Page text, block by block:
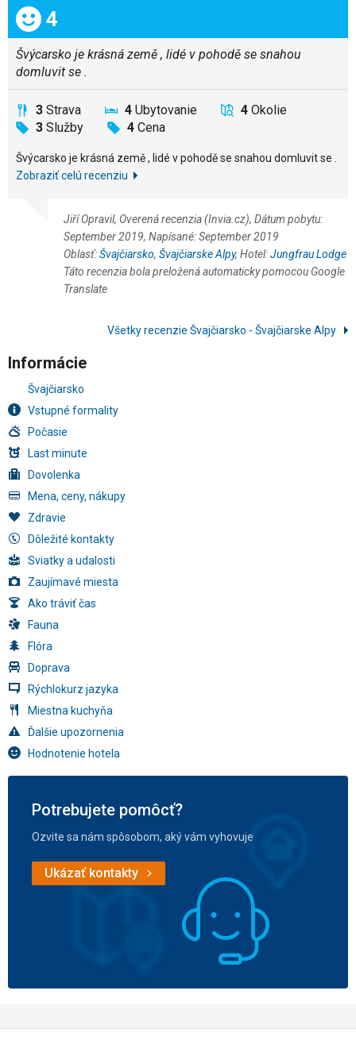
Celkom:
4
Švýcarsko je krásná země , lidé v pohodě se snahou
domluvit se .
3 Strava 4 Ubytovanie 4 Okolie
3 Služby 4 Cena
Švýcarsko je krásná země , lidé v pohodě se snahou domluvit se .
Zobraziť celú recenziu
Jiří Opravil, Overená recenzia (Invia.cz), Dátum pobytu:
September 2019, Napísané: September 2019
Oblasť:Švajčiarsko, Švajčiarske Alpy, Hotel:Jungfrau Lodge
Táto recenzia bola preložená automaticky pomocou Google
Translate
Všetky recenzie Švajčiarsko - Švajčiarske Alpy
Informácie
Švajčiarsko
Vstupné formality
Počasie
Last minute
Dovolenka
Mena, ceny, nákupy
Zdravie
Dôležité kontakty
Sviatky a udalosti
Zaujímavé miesta
Ako tráviť čas
Fauna
Flóra
Doprava
Rýchlokurz jazyka
Miestna kuchyňa
Ďalšie upozornenia
Hodnotenie hotela
Potrebujete pomôcť?
Ozvite sa nám spôsobom, aký vám vyhovuje
Ukázať kontakty